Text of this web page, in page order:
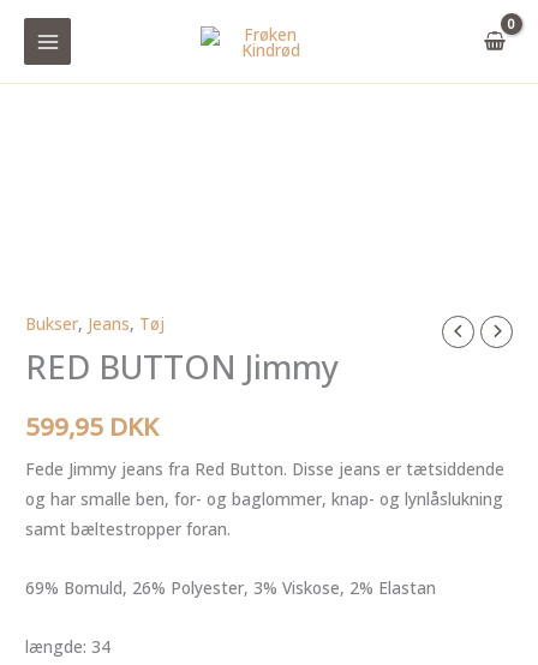
Bukser, Jeans, Tøj
RED BUTTON Jimmy
599,95 DKK
Fede Jimmy jeans fra Red Button. Disse jeans er tætsiddende
og har smalle ben, for- og baglommer, knap- og lynlåslukning
samt bæltestropper foran.
69% Bomuld, 26% Polyester, 3% Viskose, 2% Elastan
længde: 34
RED
BUTTON
antal